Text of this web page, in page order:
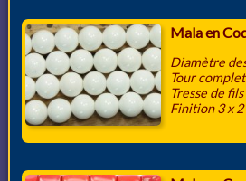
Mala en
Diamètre
Tour
Tresse de
Finition 3 x